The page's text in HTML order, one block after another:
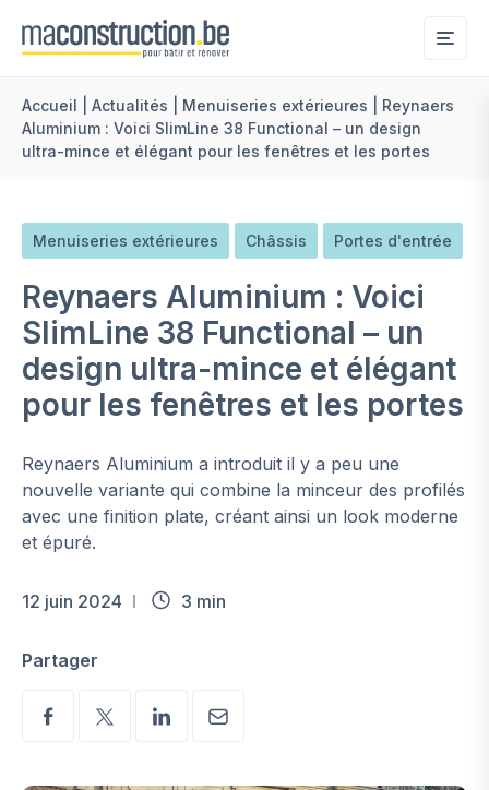
Accueil Actualités Menuiseries extérieures
Reynaers
Aluminium : Voici SlimLine 38 Functional – un design
ultra-mince et élégant pour les fenêtres et les portes
Menuiseries extérieures Châssis Portes d'entrée
Reynaers Aluminium : Voici
SlimLine 38 Functional – un
design ultra-mince et élégant
pour les fenêtres et les portes
Reynaers Aluminium a introduit il y a peu une
nouvelle variante qui combine la minceur des profilés
avec une finition plate, créant ainsi un look moderne
et épuré.
12 juin 2024 3 min
Partager